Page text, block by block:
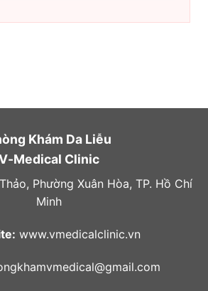
Khám Da Liễu
Medical Clinic
Phường Xuân Hòa, TP. Hồ Chí
Minh
www.vmedicalclinic.vn